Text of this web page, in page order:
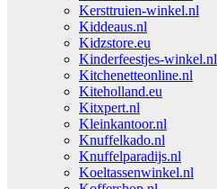
Kersttruien-winkel.nl
Kiddeaus.nl
Kidzstore.eu
Kinderfeestjes-winkel.nl
Kitchenetteonline.nl
Kiteholland.eu
Kitxpert.nl
Kleinkantoor.nl
Knuffelkado.nl
Knuffelparadijs.nl
Koeltassenwinkel.nl